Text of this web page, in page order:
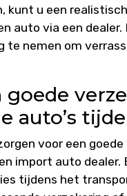
kunt u een
auto via een
te nemen om
goede
auto’s
voor een
import auto
tijdens het